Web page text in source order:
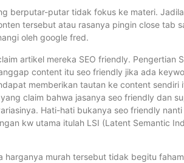
berputar-putar tidak fokus ke materi.
tersebut atau rasanya pingin close tab
oleh google fred.
artikel mereka SEO friendly. Pengertian
content itu seo friendly jika ada
memberikan tautan ke content sendiri
claim bahwa jasanya seo friendly dan
Hati-hati bukanya seo friendly
kw utama itulah LSI (Latent Semantic
harganya murah tersebut tidak begitu